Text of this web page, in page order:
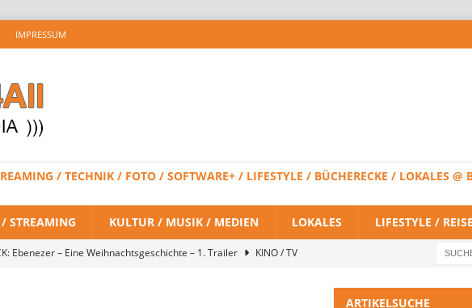
IMPRESSUM
/ TECHNIK / FOTO / SOFTWARE+ / LIFESTYLE / BÜCHERECKE / LOKALES @
STREAMING KULTUR / MUSIK / MEDIEN LOKALES LIFESTYLE / REISE
Ebenezer – Eine Weihnachtsgeschichte – 1. Trailer
KINO / TV
ARTIKELSUCHE